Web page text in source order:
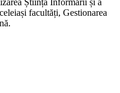
Știința Informării și a
facultăți, Gestionarea